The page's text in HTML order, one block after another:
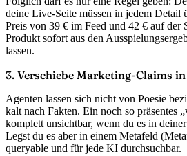
deine Live-Seite müssen in jedem Detail
Preis von 39 € im Feed und 42 € auf der
Produkt sofort aus den
lassen.
3. Verschiebe Marketing-Claims
Agenten lassen sich nicht von Poesie
kalt nach Fakten. Ein noch so präsentes
komplett unsichtbar, wenn du es in
Legst du es aber in einem Metafeld
queryable und für jede KI durchsuchbar.